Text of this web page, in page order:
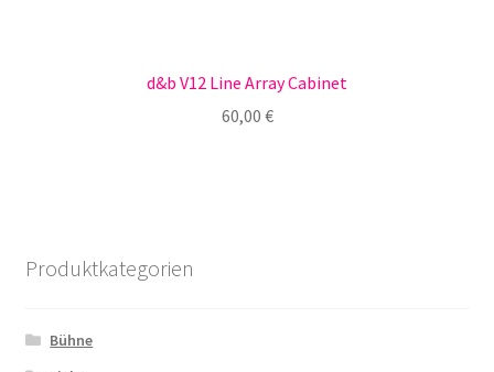
d&b V12 Line Array Cabinet
60,00 €
Produktkategorien
Bühne